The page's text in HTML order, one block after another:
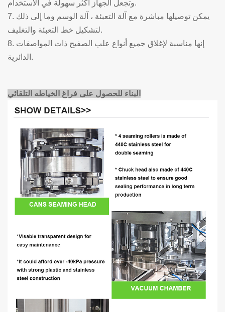
وتجعل الجهاز أكثر سهولة في الاستخدام.
7. يمكن توصيلها مباشرة مع آلة التعبئة ، آلة الوسم وما إلى ذلك
لتشكيل خط التعبئة والتغليف.
8. إنها مناسبة لإغلاق جميع أنواع علب الصفيح ذات المواصفات
الدائرية.
البناء للحصول على فراغ الخياطه التلقائي